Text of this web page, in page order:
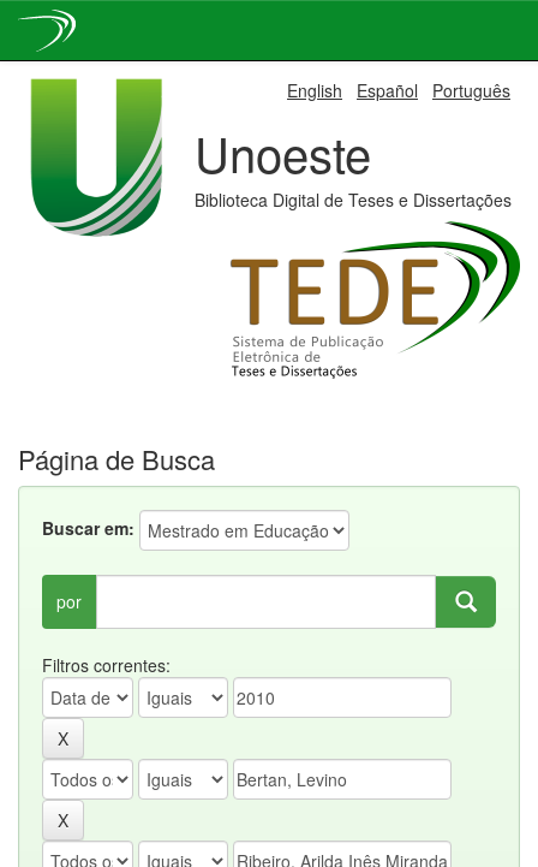
English Español Português
Unoeste
Biblioteca Digital de Teses e Dissertações
Página de Busca
Buscar em:
por
Filtros correntes: